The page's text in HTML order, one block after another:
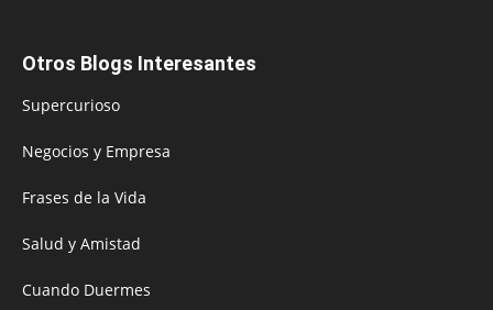
Otros Blogs Interesantes
Supercurioso
Negocios y Empresa
Frases de la Vida
Salud y Amistad
Cuando Duermes